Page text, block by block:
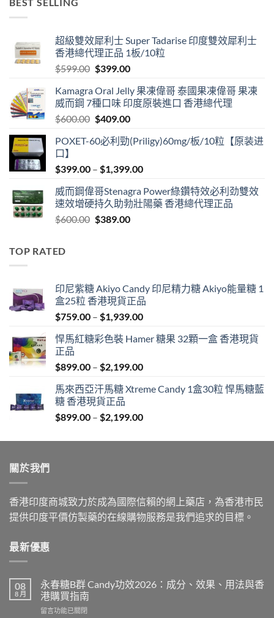
超級雙效犀利士 Super Tadarise 印度雙效犀利士
香港總代理正品 1板/10粒
$599.00 Original
was:
$599.00.
$399.00Current
is:
$399.00.
Kamagra Oral Jelly 果凍偉哥 泰國果凍偉哥 果凍
威而鋼 7種口味 印度原裝進口 香港總代理
$600.00 Original
was:
$409.00Current
is:
POXET-60必利勁(Priligy)60mg/板/10粒【原装进
口】
$399.00 – $1,399.00Price
$399.00
through
威而鋼偉哥Stenagra Power綠鑽特效必利劲雙效
速效增硬持久助勃壯陽藥 香港總代理正品
$600.00 Original
$389.00Current
TOP RATED
印尼紫糖 Akiyo Candy 印尼精力糖 Akiyo能量糖 1
盒25粒 香港現貨正品
$759.00 – $1,939.00Price
$759.00
$1,939.00
悍馬紅糖彩色裝 Hamer 糖果 32顆一盒 香港現貨
正品
$899.00 – $2,199.00Price
$899.00
$2,199.00
馬來西亞汗馬糖 Xtreme Candy 1盒30粒 悍馬糖藍
糖 香港現貨正品
$899.00 – $2,199.00Price
$899.00
關於我們
香港印度商城致力於成為國際信賴的網上藥店，為香港市民
提供印度平價仿製藥的在線購物服務是我們追求的目標。
最新優惠
08
8 月
永春糖B群 Candy功效2026：成分、效果、用法與香
港購買指南
在
留言功能已關閉